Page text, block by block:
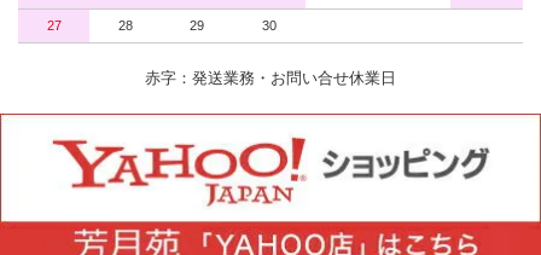
27 28 29 30
赤字：発送業務・お問い合せ休業日